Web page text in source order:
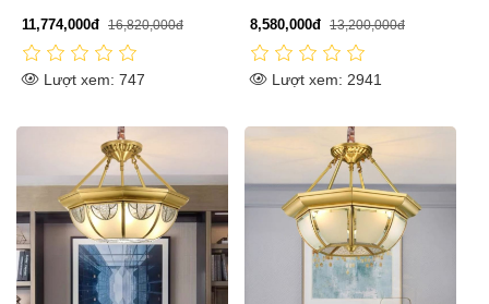
11,774,000đ 16,820,000đ
Lượt xem: 747
8,580,000đ 13,200,000đ
Lượt xem: 2941